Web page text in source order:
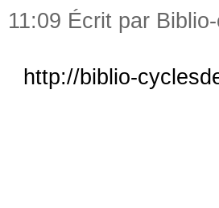
11:09 Écrit par
http://biblio-